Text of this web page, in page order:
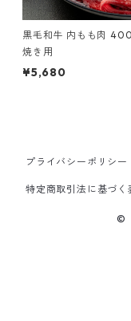
黒毛和牛 内もも肉
焼き用
¥5,680
プライバシーポリシー
特定商取引法に基づく
©